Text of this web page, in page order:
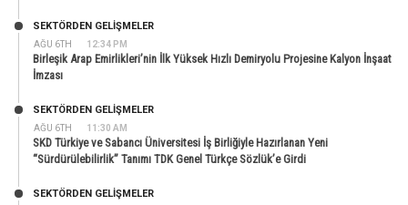
AĞU 6TH 12:34 PM
SEKTÖRDEN GELIŞMELER
Birleşik Arap Emirlikleri’nin İlk Yüksek Hızlı Demiryolu Projesine Kalyon İnşaat
İmzası
AĞU 6TH 11:30 AM
SEKTÖRDEN GELIŞMELER
SKD Türkiye ve Sabancı Üniversitesi İş Birliğiyle Hazırlanan Yeni
“Sürdürülebilirlik” Tanımı TDK Genel Türkçe Sözlük’e Girdi
SEKTÖRDEN GELIŞMELER